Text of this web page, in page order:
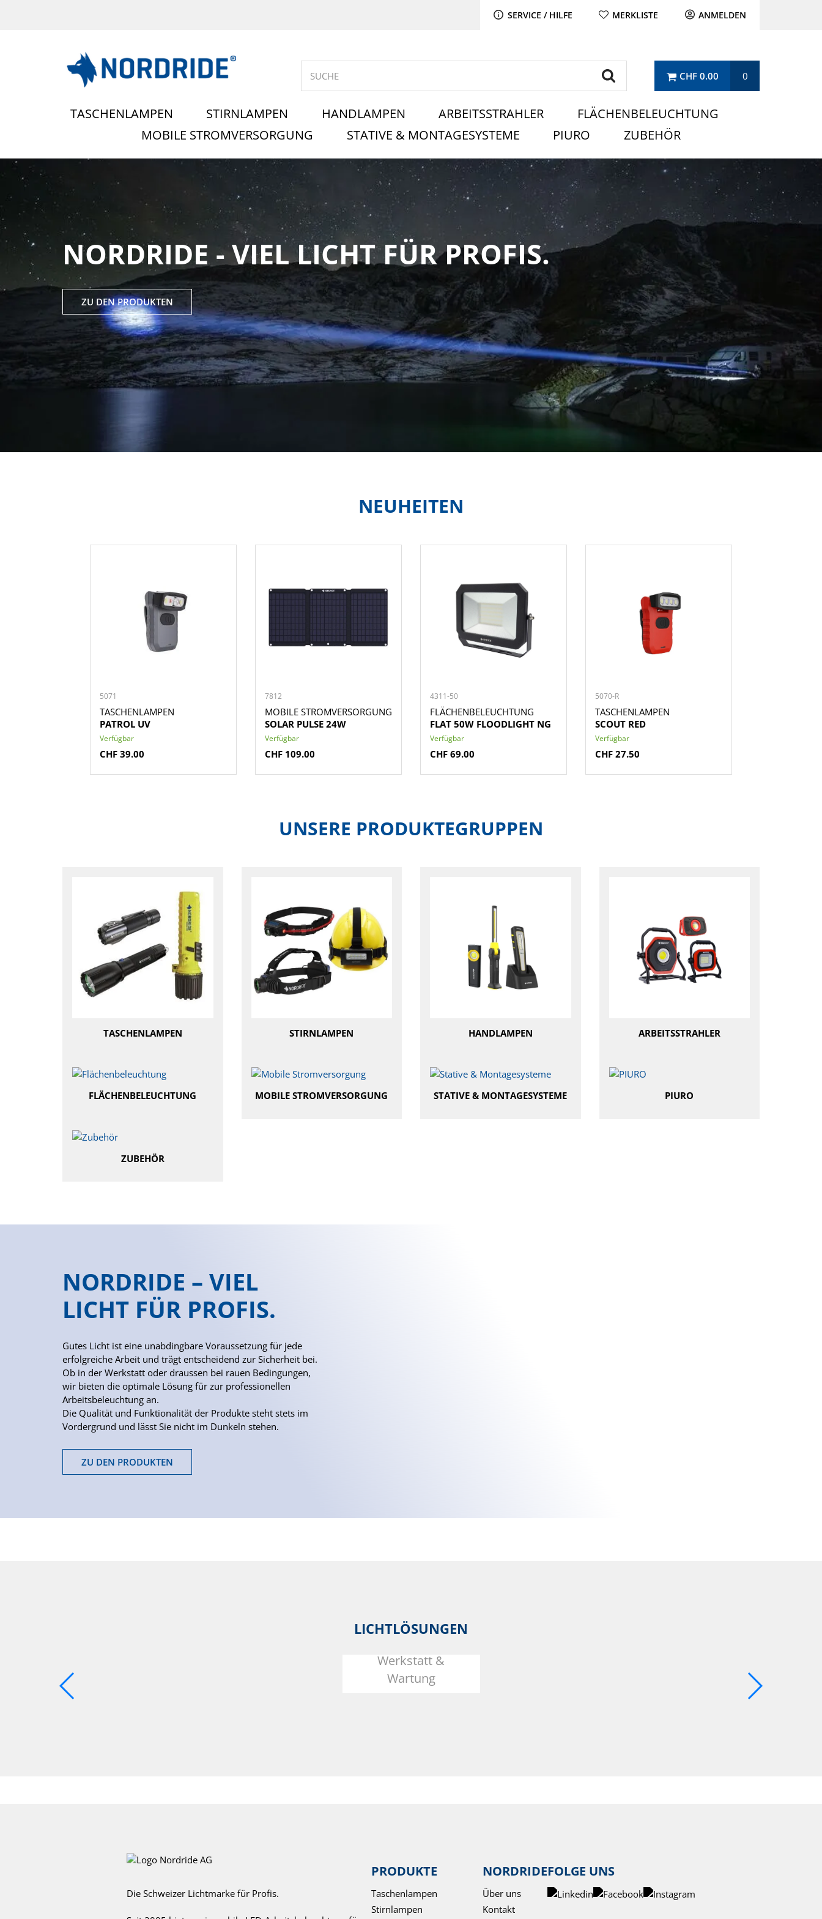
SERVICE / HILFE MERKLISTE ANMELDEN
CHF 0.00 0
TASCHENLAMPEN STIRNLAMPEN HANDLAMPEN ARBEITSSTRAHLER
FLÄCHENBELEUCHTUNG
MOBILE STROMVERSORGUNG
STATIVE & MONTAGESYSTEME PIURO ZUBEHÖR
NORDRIDE - VIEL LICHT FÜR PROFIS.
ZU DEN PRODUKTEN
NEUHEITEN
5071
TASCHENLAMPEN
PATROL UV
Verfügbar
CHF 39.00
7812
MOBILE STROMVERSORGUNG
SOLAR PULSE 24W
Verfügbar
CHF 109.00
4311-50
FLÄCHENBELEUCHTUNG
FLAT 50W FLOODLIGHT NG
Verfügbar
CHF 69.00
5070-R
TASCHENLAMPEN
SCOUT RED
Verfügbar
CHF 27.50
UNSERE PRODUKTEGRUPPEN
TASCHENLAMPEN STIRNLAMPEN HANDLAMPEN ARBEITSSTRAHLER
FLÄCHENBELEUCHTUNG MOBILE STROMVERSORGUNG STATIVE & MONTAGESYSTEME PIURO
ZUBEHÖR
NORDRIDE – VIEL
LICHT FÜR PROFIS.
Gutes Licht ist eine unabdingbare Voraussetzung für jede
erfolgreiche Arbeit und trägt entscheidend zur Sicherheit bei.
Ob in der Werkstatt oder draussen bei rauen Bedingungen,
wir bieten die optimale Lösung für zur professionellen
Arbeitsbeleuchtung an.
Die Qualität und Funktionalität der Produkte steht stets im
Vordergrund und lässt Sie nicht im Dunkeln stehen.
ZU DEN PRODUKTEN
LICHTLÖSUNGEN
Werkstatt &
Wartung
Die Schweizer Lichtmarke für Profis.
PRODUKTE
Taschenlampen
Stirnlampen
NORDRIDE
Über uns
Kontakt
FOLGE UNS